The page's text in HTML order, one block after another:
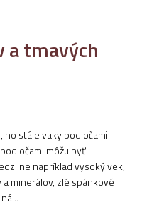
a tmavých
stále vaky pod očami.
očami môžu byť
ne napríklad vysoký vek,
minerálov, zlé spánkové